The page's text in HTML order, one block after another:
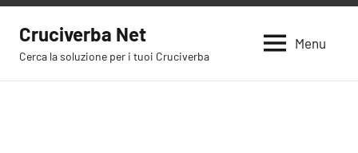
contenuto
Cruciverba Net
Cerca la soluzione per i tuoi Cruciverba
Menu